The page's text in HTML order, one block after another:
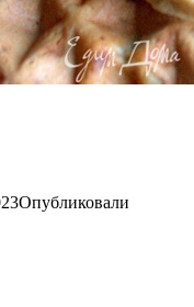
Опубликовали